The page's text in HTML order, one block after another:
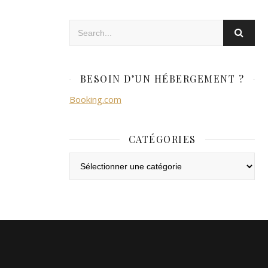
BESOIN D’UN HÉBERGEMENT ?
Booking.com
CATÉGORIES